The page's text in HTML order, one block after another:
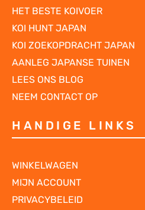
HET BESTE KOIVOER
KOI HUNT JAPAN
KOI ZOEKOPDRACHT JAPAN
AANLEG JAPANSE TUINEN
LEES ONS BLOG
NEEM CONTACT OP
HANDIGE LINKS
WINKELWAGEN
MIJN ACCOUNT
PRIVACYBELEID